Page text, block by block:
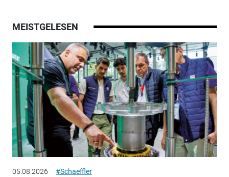
MEISTGELESEN
05.08.2026 #Schaeffler